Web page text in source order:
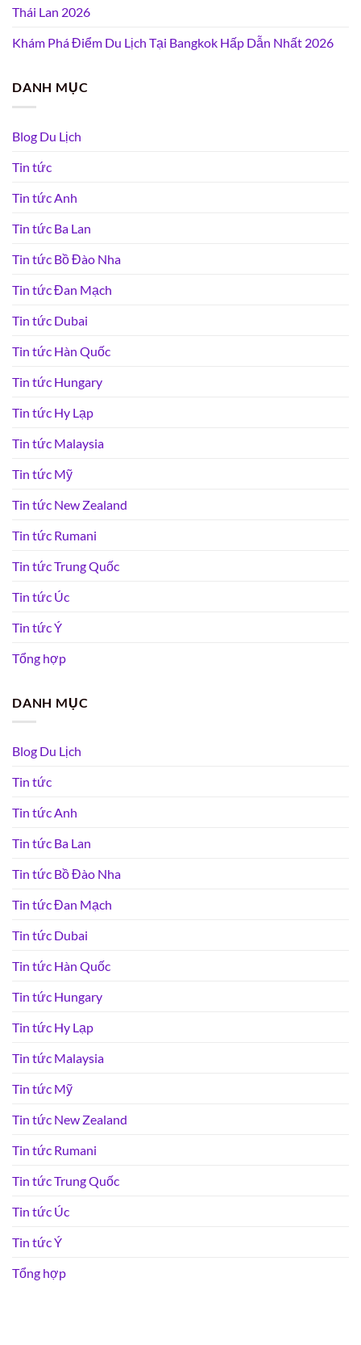
Thái Lan 2026
Khám Phá Điểm Du Lịch Tại Bangkok Hấp Dẫn Nhất 2026
DANH MỤC
Blog Du Lịch
Tin tức
Tin tức Anh
Tin tức Ba Lan
Tin tức Bồ Đào Nha
Tin tức Đan Mạch
Tin tức Dubai
Tin tức Hàn Quốc
Tin tức Hungary
Tin tức Hy Lạp
Tin tức Malaysia
Tin tức Mỹ
Tin tức New Zealand
Tin tức Rumani
Tin tức Trung Quốc
Tin tức Úc
Tin tức Ý
Tổng hợp
DANH MỤC
Blog Du Lịch
Tin tức
Tin tức Anh
Tin tức Ba Lan
Tin tức Bồ Đào Nha
Tin tức Đan Mạch
Tin tức Dubai
Tin tức Hàn Quốc
Tin tức Hungary
Tin tức Hy Lạp
Tin tức Malaysia
Tin tức Mỹ
Tin tức New Zealand
Tin tức Rumani
Tin tức Trung Quốc
Tin tức Úc
Tin tức Ý
Tổng hợp